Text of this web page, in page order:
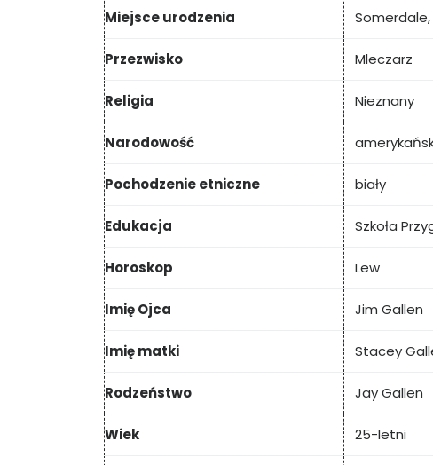
Miejsce urodzenia
Przezwisko Mleczarz
Religia Nieznany
Narodowość
Pochodzenie etniczne biały
Edukacja Szkoła
Horoskop Lew
Imię Ojca Jim Gallen
Imię matki Stacey
Rodzeństwo Jay Gallen
Wiek 25-letni